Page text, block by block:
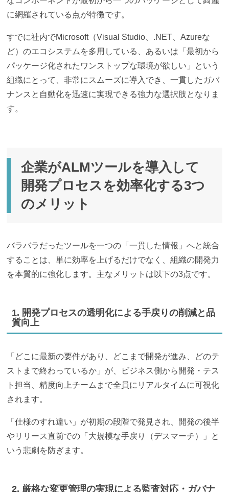
に網羅されている点が特徴です。
すでに社内でMicrosoft（Visual Studio、.NET、Azureな
ど）のエコシステムを多用している、あるいは「最初から
パッケージ化されたワンストップな環境が欲しい」という
組織にとって、非常にスムーズに導入でき、一貫したガバ
ナンスと自動化を迅速に実現できる強力な選択肢となりま
す。
企業がALMツールを導入して
開発プロセスを効率化する3つ
のメリット
バラバラだったツールを一つの「一貫した情報」へと統合
することは、単に効率を上げるだけでなく、組織の開発力
を本質的に強化します。主なメリットは以下の3点です。
1. 開発プロセスの透明化による手戻りの削減と品
質向上
「どこに最新の要件があり、どこまで開発が進み、どのテ
ストまで終わっているか」が、ビジネス側から開発・テス
ト担当、精度向上チームまで全員にリアルタイムに可視化
されます。
「仕様のすれ違い」が初期の段階で発見され、開発の後半
やリリース直前での「大規模な手戻り（デスマーチ）」と
いう悲劇を防ぎます。
2. 厳格な変更管理の実現による監査対応・ガバナ